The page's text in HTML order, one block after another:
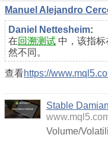
Manuel Alejandro
Daniel Nettesheim:
在回溯测试 中，该指
然不同。
查看https://
Stable
Volume/